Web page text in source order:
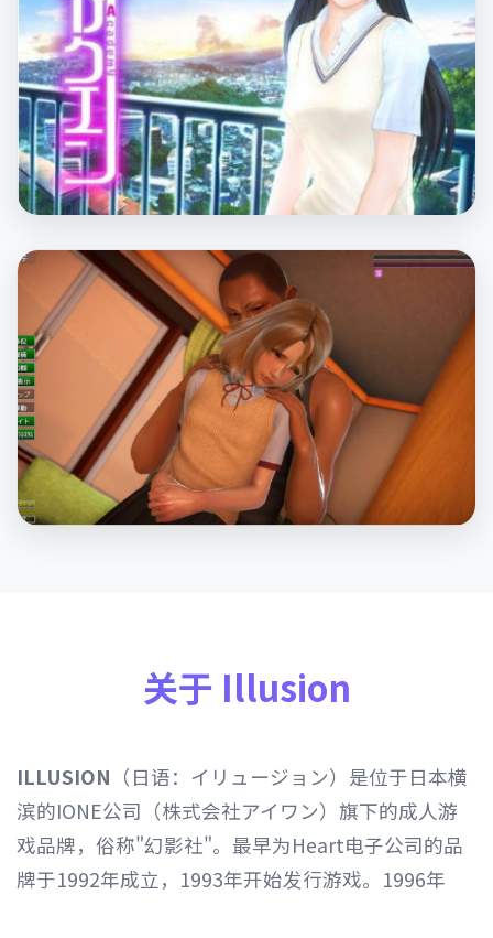
关于 Illusion
ILLUSION （日语：イリュージョン）是位于日本横
滨的IONE公司（株式会社アイワン）旗下的成人游
戏品牌，俗称"幻影社"。最早为Heart电子公司的品
牌于1992年成立，1993年开始发行游戏。1996年